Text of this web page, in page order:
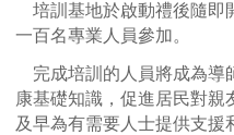
培訓基地於啟動禮後隨即
一百名專業人員參加。
完成培訓的人員將成為導
康基礎知識，促進居民對
及早為有需要人士提供支援